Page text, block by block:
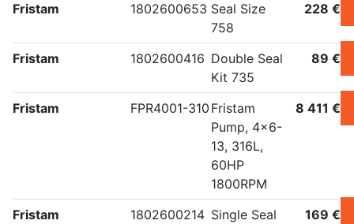
Fristam 1802600653 Seal Size
758
228 €
Fristam 1802600416 Double Seal
Kit 735
89 €
Fristam FPR4001-310 Fristam
Pump, 4x6-
13, 316L,
60HP
1800RPM
8 411 €
Fristam 1802600214 Single Seal
169 €